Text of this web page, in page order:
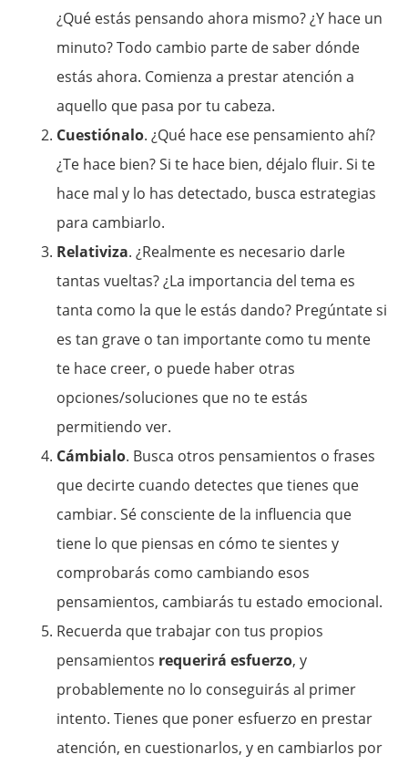
¿Qué estás pensando ahora mismo? ¿Y hace un
minuto? Todo cambio parte de saber dónde
estás ahora. Comienza a prestar atención a
aquello que pasa por tu cabeza.
Cuestiónalo. ¿Qué hace ese pensamiento ahí?
¿Te hace bien? Si te hace bien, déjalo fluir. Si te
hace mal y lo has detectado, busca estrategias
para cambiarlo.
Relativiza. ¿Realmente es necesario darle
tantas vueltas? ¿La importancia del tema es
tanta como la que le estás dando? Pregúntate si
es tan grave o tan importante como tu mente
te hace creer, o puede haber otras
opciones/soluciones que no te estás
permitiendo ver.
Cámbialo. Busca otros pensamientos o frases
que decirte cuando detectes que tienes que
cambiar. Sé consciente de la influencia que
tiene lo que piensas en cómo te sientes y
comprobarás como cambiando esos
pensamientos, cambiarás tu estado emocional.
Recuerda que trabajar con tus propios
pensamientos requerirá esfuerzo, y
probablemente no lo conseguirás al primer
intento. Tienes que poner esfuerzo en prestar
atención, en cuestionarlos, y en cambiarlos por